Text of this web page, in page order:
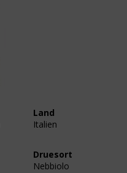
Land
Italien
Druesort
Nebbiolo